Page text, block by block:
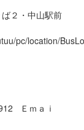
２・中山駅前
pc/location/
Ｅｍａｉ